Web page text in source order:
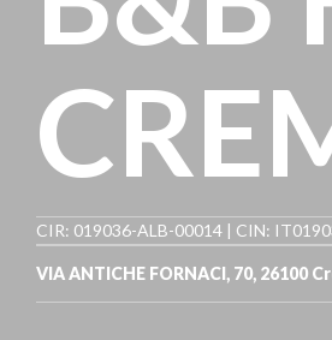
CIR: 019036-ALB-00014 | CIN:
VIA ANTICHE FORNACI, 70, 26100